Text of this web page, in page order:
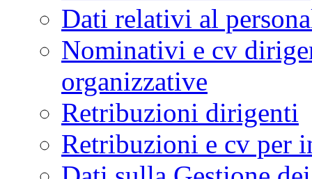
Dati relativi al
Nominativi e cv
organizzative
Retribuzioni dirigenti
Retribuzioni e cv per